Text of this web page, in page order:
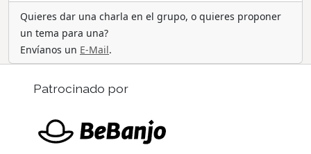
Quieres dar una charla en el grupo, o quieres proponer
un tema para una?
Envíanos un E-Mail.
Patrocinado por